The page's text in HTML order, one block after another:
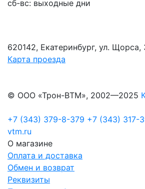
сб-вс: выходные дни
620142, Екатеринбург, ул. Щорса,
Карта проезда
© ООО «Трон-ВТМ», 2002—2025
+7 (343) 379-8-379 +7 (343) 317-
vtm.ru
О магазине
Оплата и доставка
Обмен и возврат
Реквизиты